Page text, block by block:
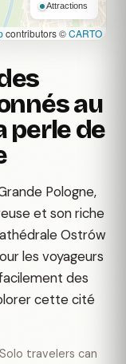
au
perle de
Pologne,
et son riche
Ostrów
les voyageurs
des
cette cité
travelers can
Attractions
contributors ©CARTO